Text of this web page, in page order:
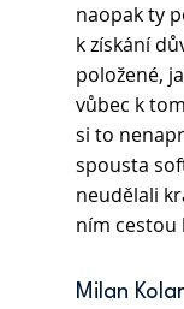
naopak ty
k získání
položené,
vůbec k
si to
spousta
neudělali
ním cestou
Milan Kolar